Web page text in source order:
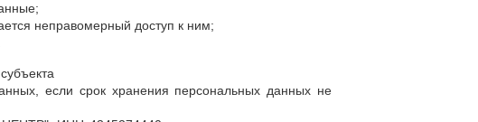
неправомерный доступ к ним;
если срок хранения персональных данных не